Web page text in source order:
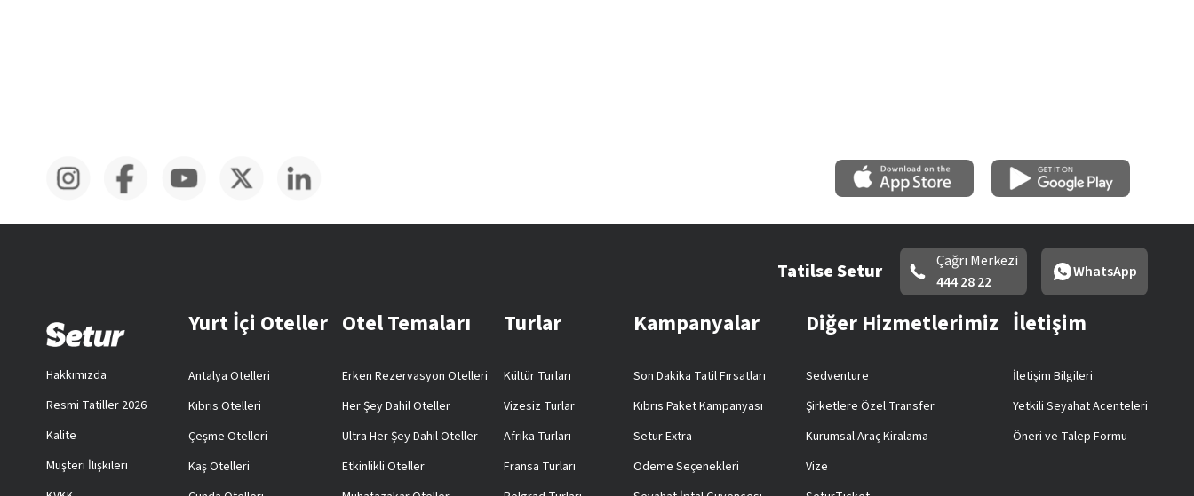
Tatilse Setur
Çağrı Merkezi
444 28 22
WhatsApp
Hakkımızda
Resmi Tatiller 2026
Kalite
Müşteri İlişkileri
Yurt İçi Oteller
Antalya Otelleri
Kıbrıs Otelleri
Çeşme Otelleri
Kaş Otelleri
Otel Temaları
Erken Rezervasyon Otelleri
Her Şey Dahil Oteller
Ultra Her Şey Dahil Oteller
Etkinlikli Oteller
Turlar
Kültür Turları
Vizesiz Turlar
Afrika Turları
Fransa Turları
Kampanyalar
Son Dakika Tatil Fırsatları
Kıbrıs Paket Kampanyası
Setur Extra
Ödeme Seçenekleri
Diğer Hizmetlerimiz
Sedventure
Şirketlere Özel Transfer
Kurumsal Araç Kiralama
Vize
İletişim
İletişim Bilgileri
Yetkili Seyahat Acenteleri
Öneri ve Talep Formu